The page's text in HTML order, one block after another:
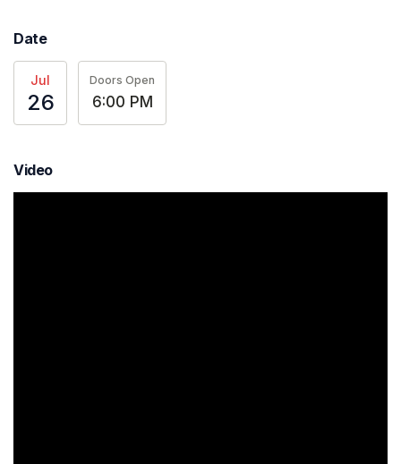
Date
Jul
26
Doors Open
6:00 PM
Video